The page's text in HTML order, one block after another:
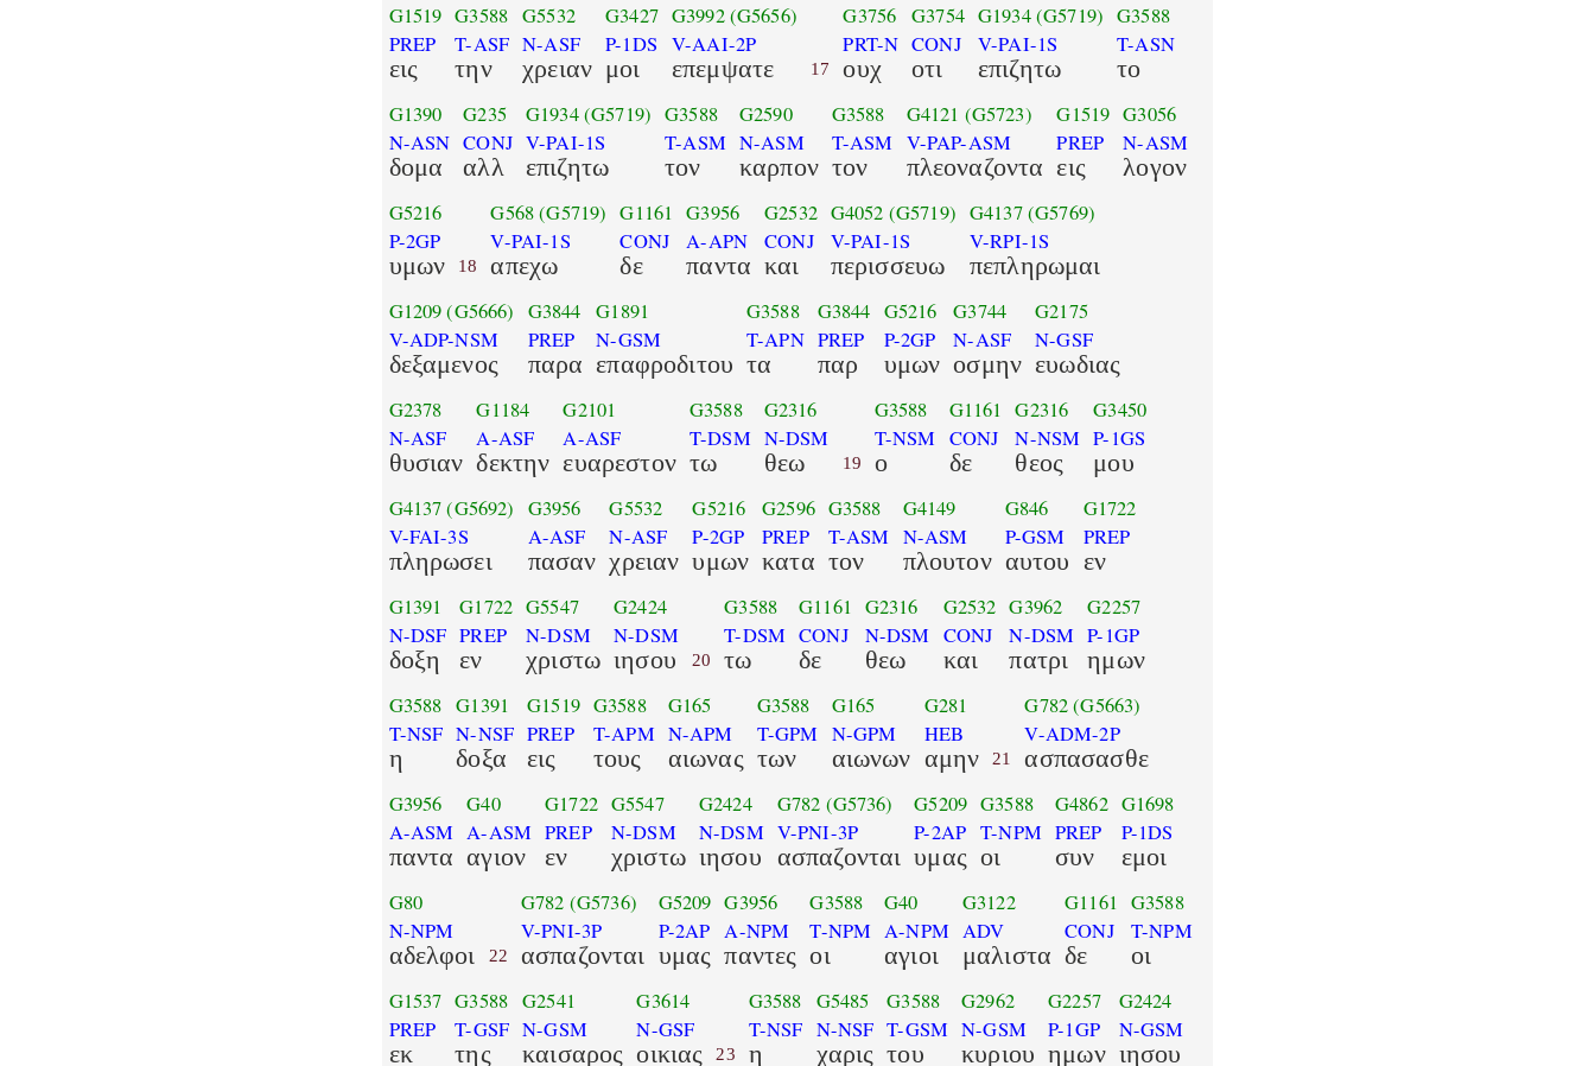
G1519
PREP
εις
G3588
T-ASF
την
G5532
N-ASF
χρειαν
G3427
P-1DS
μοι
G3992(G5656)
V-AAI-2P
επεμψατε 17
G3756
PRT-N
ουχ
G3754
CONJ
οτι
G1934(G5719)
V-PAI-1S
επιζητω
G3588
T-ASN
το
G1390
N-ASN
δομα
G235
CONJ
αλλ
G1934(G5719)
V-PAI-1S
επιζητω
G3588
T-ASM
τον
G2590
N-ASM
καρπον
G3588
T-ASM
τον
G4121 (G5723)
V-PAP-ASM
πλεοναζοντα
G1519
PREP
εις
G3056
N-ASM
λογον
G5216
P-2GP
υμων 18
G568(G5719)
V-PAI-1S
απεχω
G1161
CONJ
δε
G3956
A-APN
παντα
G2532
CONJ
και
G4052 (G5719)
V-PAI-1S
περισσευω
G4137(G5769)
V-RPI-1S
πεπληρωμαι
G1209 (G5666)
V-ADP-NSM
δεξαμενος
G3844
PREP
παρα
G1891
N-GSM
επαφροδιτου
G3588
T-APN
τα
G3844
PREP
παρ
G5216
P-2GP
υμων
G3744
N-ASF
οσμην
G2175
N-GSF
ευωδιας
G2378
N-ASF
θυσιαν
G1184
A-ASF
δεκτην
G2101
A-ASF
ευαρεστον
G3588
T-DSM
τω
G2316
N-DSM
θεω 19
G3588
T-NSM
ο
G1161
CONJ
δε
G2316
N-NSM
θεος
G3450
P-1GS
μου
G4137 (G5692)
V-FAI-3S
πληρωσει
G3956
A-ASF
πασαν
G5532
N-ASF
χρειαν
G5216
P-2GP
υμων
G2596
PREP
κατα
G3588
T-ASM
τον
G4149
N-ASM
πλουτον
G846
P-GSM
αυτου
G1722
PREP
εν
G1391
N-DSF
δοξη
G1722
PREP
εν
G5547
N-DSM
χριστω
G2424
N-DSM
ιησου 20
G3588
T-DSM
τω
G1161
CONJ
δε
G2316
N-DSM
θεω
G2532
CONJ
και
G3962
N-DSM
πατρι
G2257
P-1GP
ημων
G3588
T-NSF
η
G1391
N-NSF
δοξα
G1519
PREP
εις
G3588
T-APM
τους
G165
N-APM
αιωνας
G3588
T-GPM
των
G165
N-GPM
αιωνων
G281
HEB
αμην 21
G782(G5663)
V-ADM-2P
ασπασασθε
G3956
A-ASM
παντα
G40
A-ASM
αγιον
G1722
PREP
εν
G5547
N-DSM
χριστω
G2424
N-DSM
ιησου
G782 (G5736)
V-PNI-3P
ασπαζονται
G5209
P-2AP
υμας
G3588
T-NPM
οι
G4862
PREP
συν
G1698
P-1DS
εμοι
G80
N-NPM
αδελφοι 22
G782 (G5736)
V-PNI-3P
ασπαζονται
G5209
P-2AP
υμας
G3956
A-NPM
παντες
G3588
T-NPM
οι
G40
A-NPM
αγιοι
G3122
ADV
μαλιστα
G1161
CONJ
δε
G3588
T-NPM
οι
G1537
PREP
εκ
G3588
T-GSF
της
G2541
N-GSM
καισαρος
G3614
N-GSF
οικιας 23
G3588
T-NSF
η
G5485
N-NSF
χαρις
G3588
T-GSM
του
G2962
N-GSM
κυριου
G2257
P-1GP
ημων
G2424
N-GSM
ιησου